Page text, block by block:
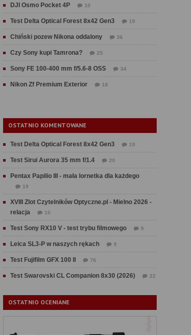
DJI Osmo Pocket 4P 10
Test Delta Optical Forest 8x42 Gen3 19
Chiński pozew Nikona oddalony 36
Czy Sony kupi Tamrona? 25
Sony FE 100-400 mm f/5.6-8 OSS 34
Nikon Zf Premium Exterior 18
OSTATNIO KOMENTOWANE
Test Delta Optical Forest 8x42 Gen3 19
Test Sirui Aurora 35 mm f/1.4 20
Pentax Papilio III - mała lornetka dla każdego
19
XVIII Zlot Czytelników Optyczne.pl - Mielno 2026 -
relacja
10
Test Sony RX10 V - test trybu filmowego 9
Leica SL3-P w naszych rękach 9
Test Fujifilm GFX 100 II 76
Test Swarovski CL Companion 8x30 (2026) 22
OSTATNIO OCENIANE